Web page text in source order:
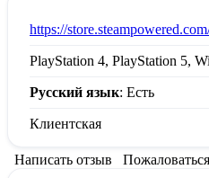
https://
PlayStation 4, PlayStation 5,
Русский язык: Есть
Клиентская
Написать отзыв